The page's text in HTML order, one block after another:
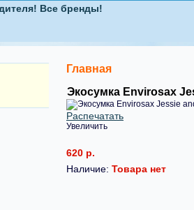
Главная
Экосумка Envirosax
Распечатать
Увеличить
620 р.
Наличие: Товара нет